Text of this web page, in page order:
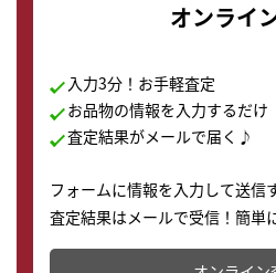
オンライ
入力3分！お手軽査定
お品物の情報を入力するだけ
査定結果がメールで届く♪
フォームに情報を入力して送信
査定結果はメールで受信！簡単
かります。